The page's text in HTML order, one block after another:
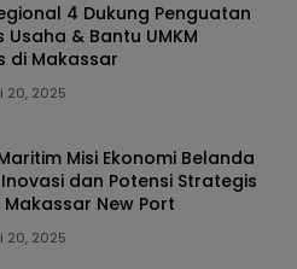
4 Dukung Penguatan
& Bantu UMKM
di Makassar
20, 2025
Misi Ekonomi Belanda
dan Potensi Strategis
Makassar New Port
20, 2025